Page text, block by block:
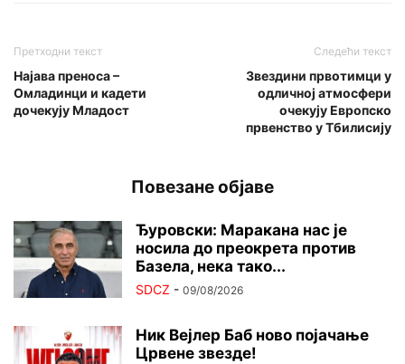
Претходни текст
Најава преноса –
Омладинци и кадети
дочекују Младост
Следећи текст
Звездини првотимци у
одличној атмосфери
очекују Европско
првенство у Тбилисију
Повезане објаве
Ђуровски: Маракана нас је
носила до преокрета против
Базела, нека тако...
SDCZ - 09/08/2026
Ник Вејлер Баб ново појачање
Црвене звезде!